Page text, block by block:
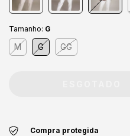
Tamanho: G
M G GG
Compra protegida